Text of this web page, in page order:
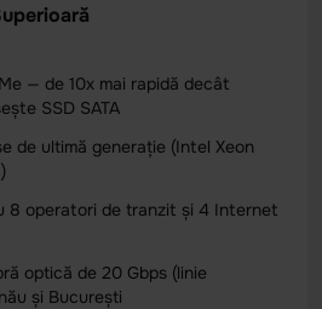
— de 10x mai rapidă decât
SSD SATA
de ultimă generație (Intel Xeon
8 operatori de tranzit și 4 Internet
optică de 20 Gbps (linie
și București